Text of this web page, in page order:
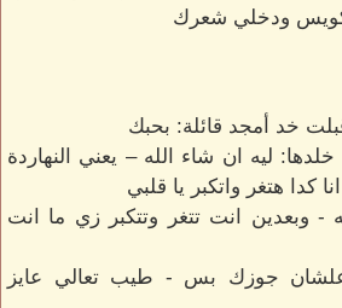
كويس ودخلي شعرك
خد أمجد قائلة: بحبك
ليه ان شاء الله – يعني النهاردة
كدا هتغر واتكبر يا قلبي
- وبعدين انت تتغر وتتكبر زي ما انت
علشان جوزك بس - طيب تعالي عايز